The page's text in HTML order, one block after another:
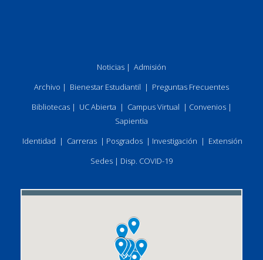
Noticias | Admisión
Archivo | Bienestar Estudiantil | Preguntas Frecuentes
Bibliotecas| UC Abierta | Campus Virtual | Convenios|
Sapientia
Identidad | Carreras | Posgrados | Investigación | Extensión
Sedes | Disp. COVID-19